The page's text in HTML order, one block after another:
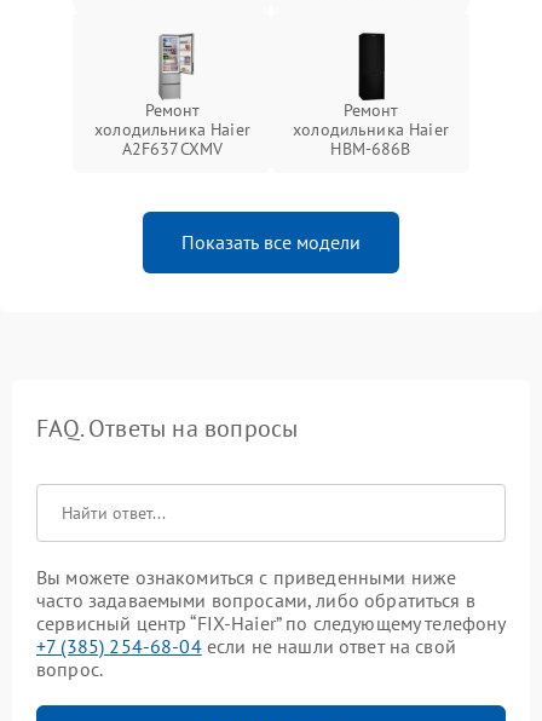
Ремонт
холодильника Haier
A2F637CXMV
Ремонт
холодильника Haier
HBM-686B
Показать все модели
FAQ. Ответы на вопросы
Вы можете ознакомиться с приведенными ниже
часто задаваемыми вопросами, либо обратиться в
сервисный центр “FIX-Haier” по следующему телефону
+7 (385) 254-68-04если не нашли ответ на свой
вопрос.